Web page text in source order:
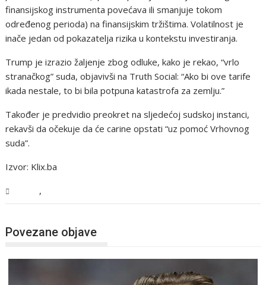
finansijskog instrumenta povećava ili smanjuje tokom
određenog perioda) na finansijskim tržištima. Volatilnost je
inače jedan od pokazatelja rizika u kontekstu investiranja.
Trump je izrazio žaljenje zbog odluke, kako je rekao, “vrlo
stranačkog” suda, objavivši na Truth Social: “Ako bi ove tarife
ikada nestale, to bi bila potpuna katastrofa za zemlju.”
Također je predvidio preokret na sljedećoj sudskoj instanci,
rekavši da očekuje da će carine opstati “uz pomoć Vrhovnog
suda”.
Izvor: Klix.ba
,
Povezane objave